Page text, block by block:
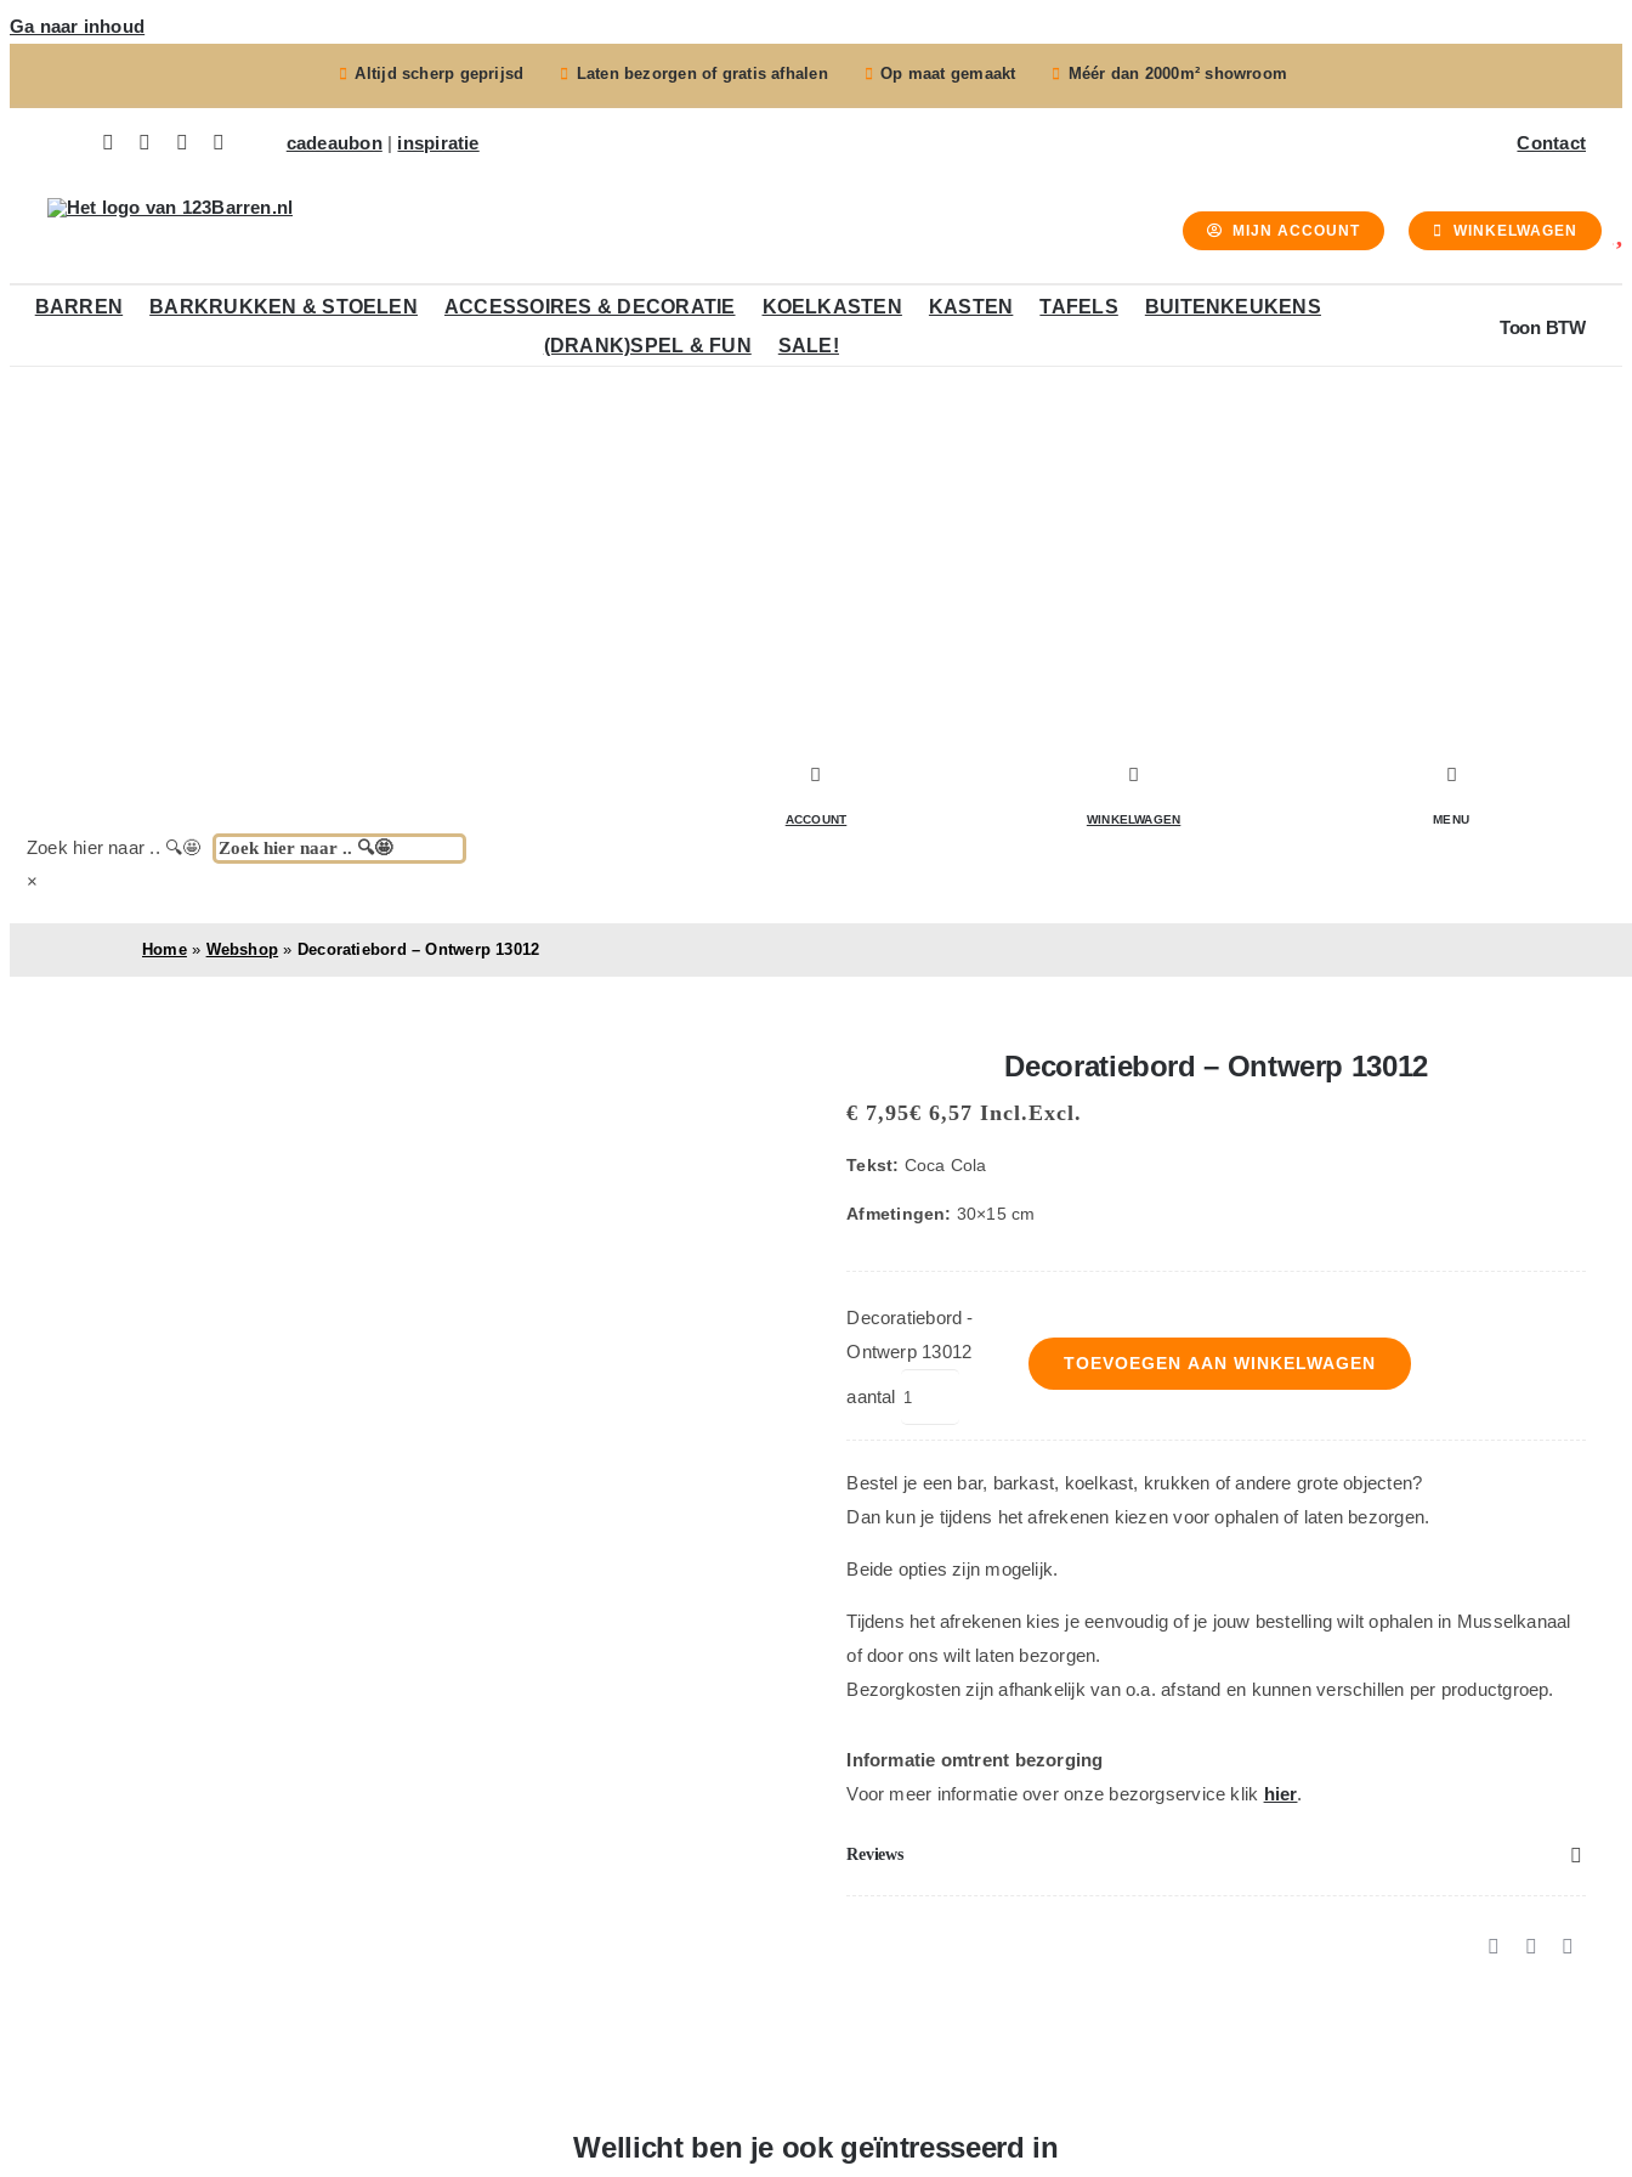
Ga naar inhoud
Altijd scherp geprijsd Laten bezorgen of gratis afhalen Op maat gemaakt Méér dan 2000m² showroom
cadeaubon| inspiratie Contact
MIJN ACCOUNT WINKELWAGEN
BARREN BARKRUKKEN & STOELEN ACCESSOIRES & DECORATIE KOELKASTEN KASTEN TAFELS
BUITENKEUKENS
(DRANK)SPEL & FUN
SALE!
Toon BTW
ACCOUNT WINKELWAGEN MENU
Zoek hier naar .. 🔍🤩
×
Home» Webshop » Decoratiebord – Ontwerp 13012
Decoratiebord – Ontwerp 13012
€ 7,95€ 6,57 Incl.Excl.
Tekst: Coca Cola
Afmetingen: 30×15 cm
Decoratiebord -
Ontwerp 13012
aantal
TOEVOEGEN AAN WINKELWAGEN
Bestel je een bar, barkast, koelkast, krukken of andere grote objecten?
Dan kun je tijdens het afrekenen kiezen voor ophalen of laten bezorgen.
Beide opties zijn mogelijk.
Tijdens het afrekenen kies je eenvoudig of je jouw bestelling wilt ophalen in Musselkanaal
of door ons wilt laten bezorgen.
Bezorgkosten zijn afhankelijk van o.a. afstand en kunnen verschillen per productgroep.
Informatie omtrent bezorging
Voor meer informatie over onze bezorgservice klik hier.
Reviews
Wellicht ben je ook geïntresseerd in